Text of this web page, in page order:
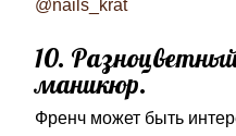
@nails_krat
10.
маникюр.
Френч может быть